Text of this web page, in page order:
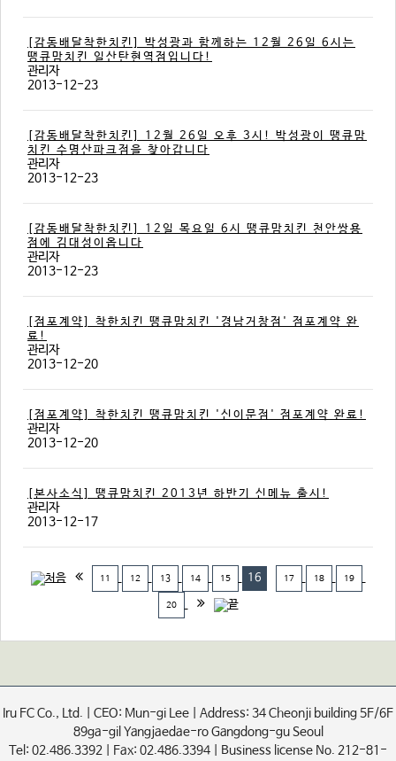
[감동배달착한치킨] 박성광과 함께하는 12월 26일 6시는
땡큐맘치킨 일산탄현역점입니다!
관리자
2013-12-23
[감동배달착한치킨] 12월 26일 오후 3시! 박성광이 땡큐맘
치킨 수명산파크점을 찾아갑니다
관리자
2013-12-23
[감동배달착한치킨] 12일 목요일 6시 땡큐맘치킨 천안쌍용
점에 김대성이옵니다
관리자
2013-12-23
[점포계약] 착한치킨 땡큐맘치킨 '경남거창점' 점포계약 완
료!
관리자
2013-12-20
[점포계약] 착한치킨 땡큐맘치킨 '신이문점' 점포계약 완료!
관리자
2013-12-20
[본사소식] 땡큐맘치킨 2013년 하반기 신메뉴 출시!
관리자
2013-12-17
11 12 13 14 15 16 17 18 19
20
Iru FC Co., Ltd. | CEO: Mun-gi Lee | Address: 34 Cheonji building 5F/6F
89ga-gil Yangjaedae-ro Gangdong-gu Seoul
Tel: 02.486.3392 | Fax: 02.486.3394 | Business license No. 212-81-